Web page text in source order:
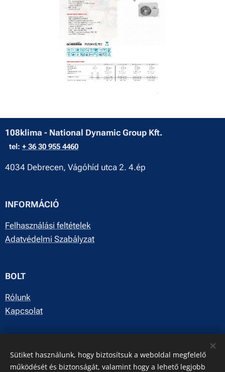
108klima - National Dynamic Group Kft.
tel: + 36 30 955 4460
4034 Debrecen, Vágóhíd utca 2. 4.ép
INFORMÁCIÓ
Felhasználási feltételek
Adatvédelmi Szabályzat
BOLT
Rólunk
Kapcsolat
E-mail: info@dynamicgroup.hu
Facebook
Sütiket használunk, hogy biztosítsuk a weboldal megfelelő
működését és biztonságát, valamint hogy a lehető legjobb